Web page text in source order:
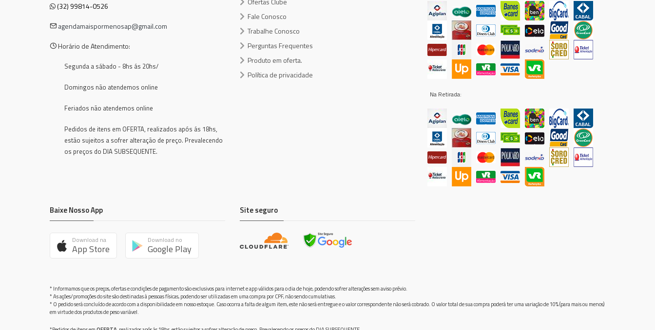
(32) 99814-0526
agendamaispormenosap@gmail.com
Horário de Atendimento:
Segunda a sábado - 8hs ás 20hs/
Domingos não atendemos online
Feriados não atendemos online
Pedidos de itens em OFERTA, realizados após ás 18hs,
estão sujeitos a sofrer alteração de preço. Prevalecendo
os preços do DIA SUBSEQUENTE.
Fale Conosco
Trabalhe Conosco
Perguntas Frequentes
Produto em oferta.
Política de privacidade
Na Retirada:
Baixe Nosso App
Download na
App Store
Download no
Google Play
Site seguro
* Informamos que os preços, ofertas e condições de pagamento são exclusivos para internet e app válidos para o dia de hoje, podendo sofrer alterações sem aviso prévio.
* As ações/promoções do site são destinadas à pessoas físicas, podendo ser utilizadas em uma compra por CPF, não sendo cumulativas.
* O pedido será concluído de acordo com a disponibilidade em nosso estoque. Caso ocorra a falta de algum item, este não será entregue e o valor correspondente não será cobrado. O valor total de sua compra poderá ter uma variação de 10% (para mais ou menos)
em virtude dos produtos de peso variável.